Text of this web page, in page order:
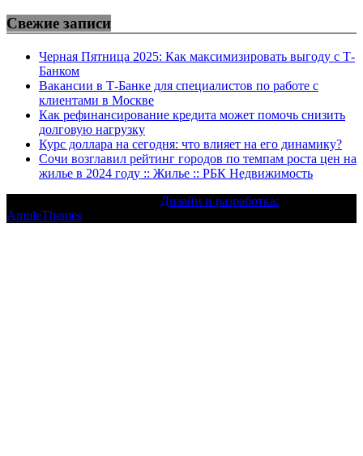
Свежие записи
Черная Пятница 2025: Как максимизировать выгоду с Т-
Банком
Вакансии в Т-Банке для специалистов по работе с
клиентами в Москве
Как рефинансирование кредита может помочь снизить
долговую нагрузку
Курс доллара на сегодня: что влияет на его динамику?
Сочи возглавил рейтинг городов по темпам роста цен на
жилье в 2024 году :: Жилье :: РБК Недвижимость
Дизайн и разработка:
AmpleThemes